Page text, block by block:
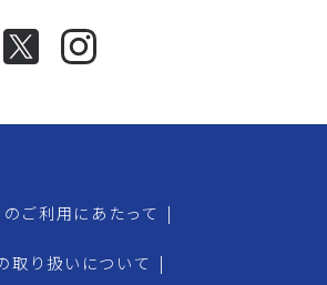
ご利用にあたって |
取り扱いについて |